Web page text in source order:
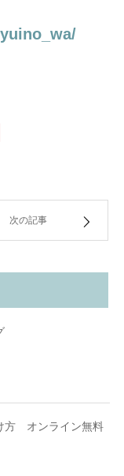
次の記事
方 オンライン無料